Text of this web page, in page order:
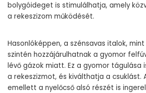
bolygóideget is stimulálhatja, amely
a rekeszizom működését.
Hasonlóképpen, a szénsavas italok,
szintén hozzájárulhatnak a gyomor
lévő gázok miatt. Ez a gyomor
a rekeszizmot, és kiválthatja a csuklást.
emellett a nyelőcső alsó részét is